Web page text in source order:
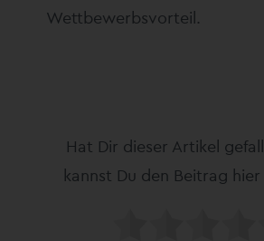
Wettbewerbsvorteil.
Hat Dir dieser Artikel
kannst Du den Beitrag